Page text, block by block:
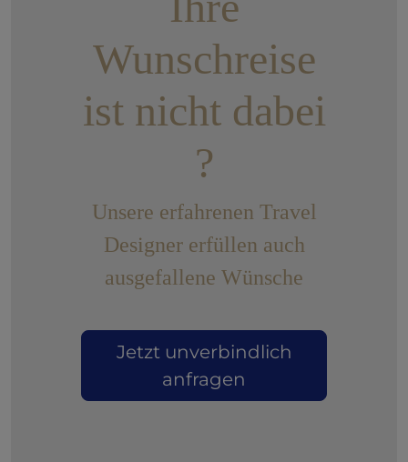
Wunschreise
ist nicht dabei
?
Unsere erfahrenen Travel
Designer erfüllen auch
ausgefallene Wünsche
Jetzt unverbindlich
anfragen